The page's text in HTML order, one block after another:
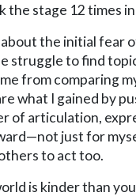
the stage 12 times in
about the initial fear
struggle to find
from comparing
what I gained by
of articulation,
just for
to act too.
is kinder than